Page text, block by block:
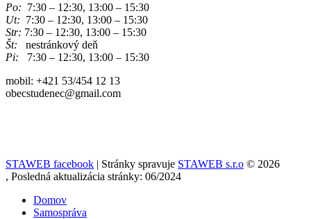
Po: 7:30 – 12:30, 13:00 – 15:30
Ut: 7:30 – 12:30, 13:00 – 15:30
Str: 7:30 – 12:30, 13:00 – 15:30
Št: nestránkový deň
Pi: 7:30 – 12:30, 13:00 – 15:30
mobil: +421 53/454 12 13
obecstudenec@gmail.com
STAWEB facebook | Stránky spravuje STAWEB s.r.o © 2026
, Posledná aktualizácia stránky: 06/2024
Domov
Samospráva